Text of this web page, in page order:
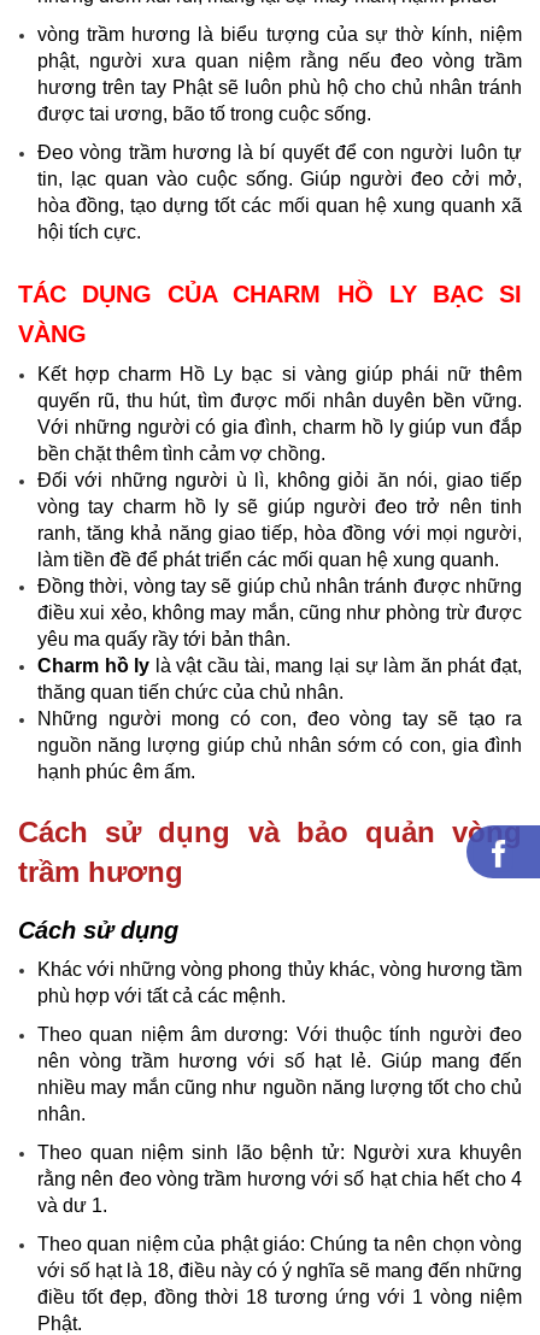
vòng trầm hương là biểu tượng của sự thờ kính, niệm
phật, người xưa quan niệm rằng nếu đeo vòng trầm
hương trên tay Phật sẽ luôn phù hộ cho chủ nhân tránh
được tai ương, bão tố trong cuộc sống.
Đeo vòng trầm hương là bí quyết để con người luôn tự
tin, lạc quan vào cuộc sống. Giúp người đeo cởi mở,
hòa đồng, tạo dựng tốt các mối quan hệ xung quanh xã
hội tích cực.
TÁC DỤNG CỦA CHARM HỒ LY BẠC SI
VÀNG
Kết hợp charm Hồ Ly bạc si vàng giúp phái nữ thêm
quyến rũ, thu hút, tìm được mối nhân duyên bền vững.
Với những người có gia đình, charm hồ ly giúp vun đắp
bền chặt thêm tình cảm vợ chồng.
Đối với những người ù lì, không giỏi ăn nói, giao tiếp
vòng tay charm hồ ly sẽ giúp người đeo trở nên tinh
ranh, tăng khả năng giao tiếp, hòa đồng với mọi người,
làm tiền đề để phát triển các mối quan hệ xung quanh.
Đồng thời, vòng tay sẽ giúp chủ nhân tránh được những
điều xui xẻo, không may mắn, cũng như phòng trừ được
yêu ma quấy rầy tới bản thân.
Charm hồ ly là vật cầu tài, mang lại sự làm ăn phát đạt,
thăng quan tiến chức của chủ nhân.
Những người mong có con, đeo vòng tay sẽ tạo ra
nguồn năng lượng giúp chủ nhân sớm có con, gia đình
hạnh phúc êm ấm.
Cách sử dụng và bảo quản vòng
trầm hương
Cách sử dụng
Khác với những vòng phong thủy khác, vòng hương tầm
phù hợp với tất cả các mệnh.
Theo quan niệm âm dương: Với thuộc tính người đeo
nên vòng trầm hương với số hạt lẻ. Giúp mang đến
nhiều may mắn cũng như nguồn năng lượng tốt cho chủ
nhân.
Theo quan niệm sinh lão bệnh tử: Người xưa khuyên
rằng nên đeo vòng trầm hương với số hạt chia hết cho 4
và dư 1.​
Theo quan niệm của phật giáo: Chúng ta nên chọn vòng
với số hạt là 18, điều này có ý nghĩa sẽ mang đến những
điều tốt đẹp, đồng thời 18 tương ứng với 1 vòng niệm
Phật.